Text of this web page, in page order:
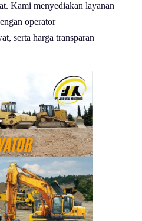
Kami menyediakan layanan
operator
serta harga transparan